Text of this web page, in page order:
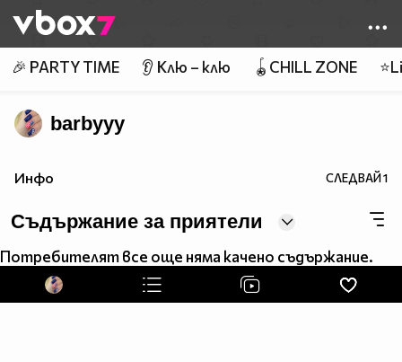
👾
🎉 PARTY TIME 👂 Клю – клю 🪀CHILL ZONE
barbyyy
Инфо СЛЕДВАЙ1
Съдържание за приятели
Потребителят все още няма качено съдържание.